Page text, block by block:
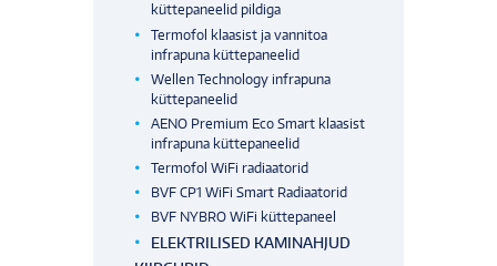
küttepaneelid pildiga
Termofol klaasist ja vannitoa
infrapuna küttepaneelid
Wellen Technology infrapuna
küttepaneelid
AENO Premium Eco Smart klaasist
infrapuna küttepaneelid
Termofol WiFi radiaatorid
BVF CP1 WiFi Smart Radiaatorid
BVF NYBRO WiFi küttepaneel
ELEKTRILISED KAMINAHJUD